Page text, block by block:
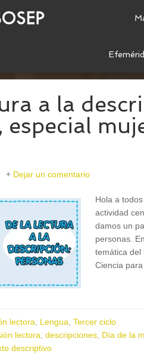
a la
especial
Dejar un comentario
Hola a todos
actividad
damos un
personas.
temática del
Ciencia
lectora Lengua Tercer ciclo
lectora descripciones Día de la
descriptivo